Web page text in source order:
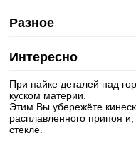
Разное
Интересно
При пайке деталей над
куском материи.
Этим Вы убережёте
расплавленного припоя
стекле.